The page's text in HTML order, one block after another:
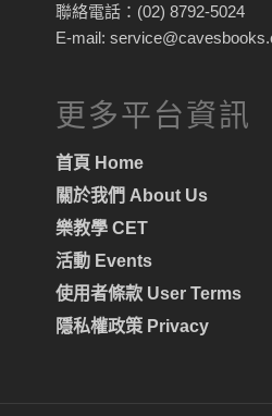
聯絡電話：(02) 8792-5024
E-mail:
更多平台資訊
首頁 Home
關於我們 About Us
樂教學 CET
活動 Events
使用者條款 User Terms
隱私權政策 Privacy